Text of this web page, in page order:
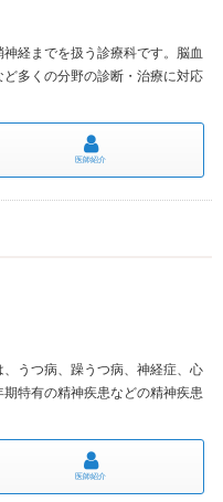
経までを扱う診療科です。脳血
多くの分野の診断・治療に対応
医師紹介
うつ病、躁うつ病、神経症、心
特有の精神疾患などの精神疾患
医師紹介